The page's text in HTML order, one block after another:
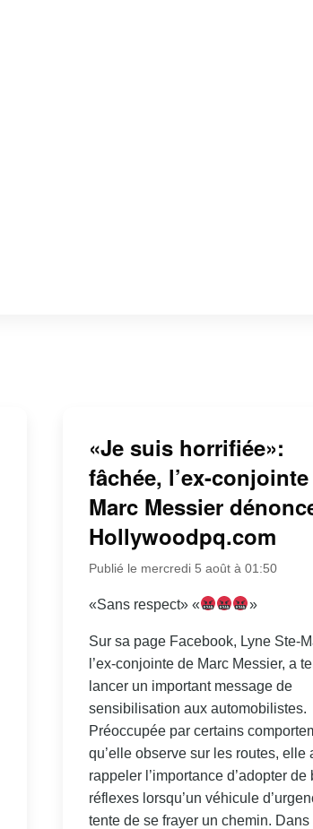
«Je suis horrifiée»:
fâchée, l’ex-
Marc Messier
Hollywoodpq.com
Publié le mercredi 5 août à 01:50
«Sans respect» « »
Sur sa page Facebook, Lyne Ste-
l’ex-conjointe de Marc Messier, a
lancer un important message de
sensibilisation aux automobilistes.
Préoccupée par certains
qu’elle observe sur les routes, elle
rappeler l’importance d’adopter de
réflexes lorsqu’un véhicule
tente de se frayer un chemin. Dans